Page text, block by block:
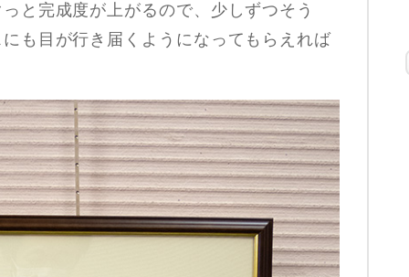
と完成度が上がるので、少しずつそう
も目が行き届くようになってもらえれば